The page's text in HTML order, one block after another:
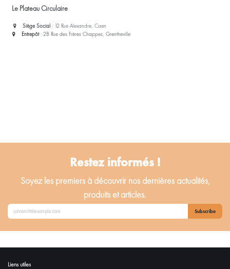
Le Plateau Circulaire
Siège Social : 12 Rue Alexandre, Caen
Entrepôt : 2B Rue des Frères Chappes, Grentheville
Restez informés !
Soyez les premiers à découvrir nos dernières actualités,
produits et articles.
Subscribe
Liens utiles